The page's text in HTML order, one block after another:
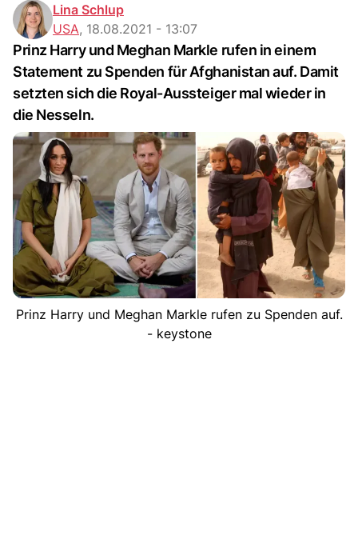
Lina Schlup
USA, 18.08.2021 - 13:07
Prinz Harry und Meghan Markle rufen in einem
Statement zu Spenden für Afghanistan auf. Damit
setzten sich die Royal-Aussteiger mal wieder in
die Nesseln.
Prinz Harry und Meghan Markle rufen zu Spenden auf.
- keystone